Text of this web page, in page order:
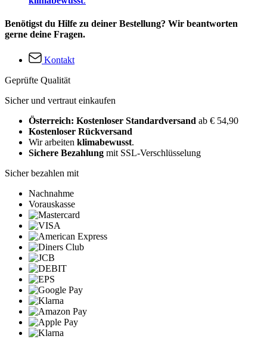
Benötigst du Hilfe zu deiner Bestellung? Wir beantworten
gerne deine Fragen.
Kontakt
Geprüfte Qualität
Sicher und vertraut einkaufen
Österreich: Kostenloser Standardversand ab € 54,90
Kostenloser Rückversand
Wir arbeiten klimabewusst.
Sichere Bezahlung mit SSL-Verschlüsselung
Sicher bezahlen mit
Nachnahme
Vorauskasse